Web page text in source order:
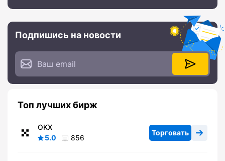
Подпишись на новости
Топ лучших бирж
OKX
5.0
856
Торговать